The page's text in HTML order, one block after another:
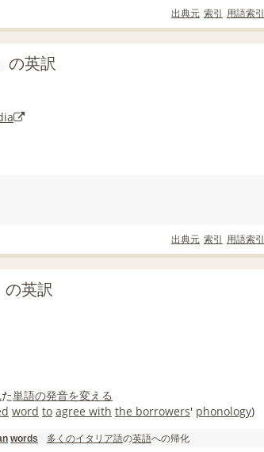
出典元 索引 用語索引
の英訳
出典元 索引 用語索引
英訳
た単語の発音を変える
word to agree with the borrowers' phonology)
words 多くのイタリア語の英語への帰化